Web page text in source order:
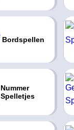
Bordspellen
Nummer
Spelletjes